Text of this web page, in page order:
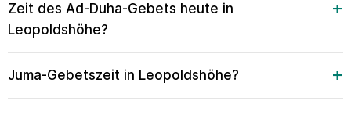
Zeit des Ad-Duha-Gebets heute in
Leopoldshöhe?
Juma-Gebetszeit in Leopoldshöhe?